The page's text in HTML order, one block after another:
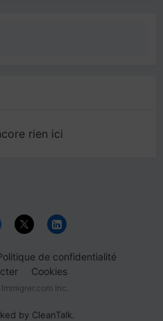
rien ici
de confidentialité
Cookies
Inc.
by CleanTalk.